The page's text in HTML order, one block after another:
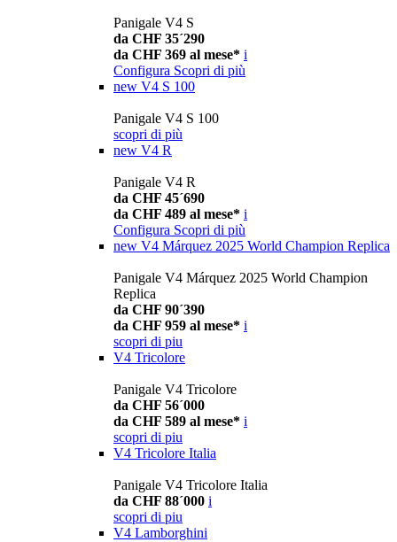
Panigale V4 S
da CHF 35´290
da CHF 369 al mese* i
Configura Scopri di più
new V4 S 100
Panigale V4 S 100
scopri di più
new V4 R
Panigale V4 R
da CHF 45´690
da CHF 489 al mese* i
Configura Scopri di più
new V4 Márquez 2025 World Champion Replica
Panigale V4 Márquez 2025 World Champion
Replica
da CHF 90´390
da CHF 959 al mese* i
scopri di piu
V4 Tricolore
Panigale V4 Tricolore
da CHF 56´000
da CHF 589 al mese* i
scopri di piu
V4 Tricolore Italia
Panigale V4 Tricolore Italia
da CHF 88´000 i
scopri di piu
V4 Lamborghini